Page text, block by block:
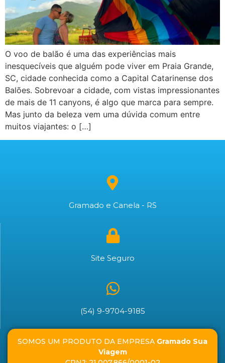
O voo de balão é uma das experiências mais
inesquecíveis que alguém pode viver em Praia Grande,
SC, cidade conhecida como a Capital Catarinense dos
Balões. Sobrevoar a cidade, com vistas impressionantes
de mais de 11 canyons, é algo que marca para sempre.
Mas junto da beleza vem uma dúvida comum entre
muitos viajantes: o […]
Gramado e Canela - RS
Site Seguro
(54) 9-9704-9185
SOMOS UM PRODUTO DA EMPRESA Gramado Sua
Viagem